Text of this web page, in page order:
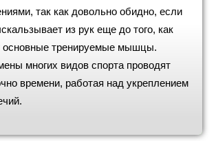
так как довольно обидно, если
из рук еще до того, как
основные тренируемые мышцы.
многих видов спорта проводят
времени, работая над укреплением